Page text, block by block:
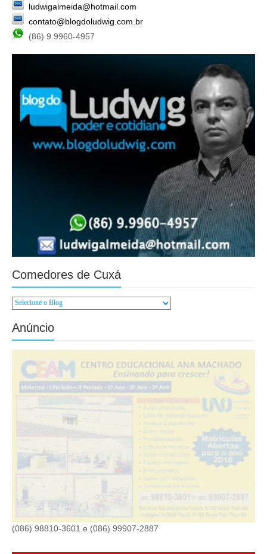
ludwigalmeida@hotmail.com
contato@blogdoludwig.com.br
(86) 9.9960-4957
Comedores de Cuxá
Anúncio
(086) 98810-3601 e (086) 99907-2887